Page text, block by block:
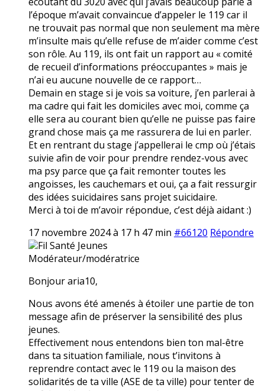
l’époque m’avait convaincue d’appeler le 119 car il
ne trouvait pas normal que non seulement ma mère
m’insulte mais qu’elle refuse de m’aider comme c’est
son rôle. Au 119, ils ont fait un rapport au « comité
de recueil d’informations préoccupantes » mais je
n’ai eu aucune nouvelle de ce rapport…
Demain en stage si je vois sa voiture, j’en parlerai à
ma cadre qui fait les domiciles avec moi, comme ça
elle sera au courant bien qu’elle ne puisse pas faire
grand chose mais ça me rassurera de lui en parler.
Et en rentrant du stage j’appellerai le cmp où j’étais
suivie afin de voir pour prendre rendez-vous avec
ma psy parce que ça fait remonter toutes les
angoisses, les cauchemars et oui, ça a fait ressurgir
des idées suicidaires sans projet suicidaire.
Merci à toi de m’avoir répondue, c’est déjà aidant :)
17 novembre 2024 à 17 h 47 min #66120 Répondre
Fil Santé Jeunes
Modérateur/modératrice
Bonjour aria10,
Nous avons été amenés à étoiler une partie de ton
message afin de préserver la sensibilité des plus
jeunes.
Effectivement nous entendons bien ton mal-être
dans ta situation familiale, nous t’invitons à
reprendre contact avec le 119 ou la maison des
solidarités de ta ville (ASE de ta ville) pour tenter de